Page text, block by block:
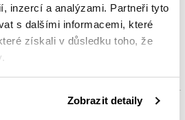
inzercí a analýzami. Partneři tyto
s dalšími informacemi, které
získali v důsledku toho, že
ochrany osobních údajů
Zobrazit detaily